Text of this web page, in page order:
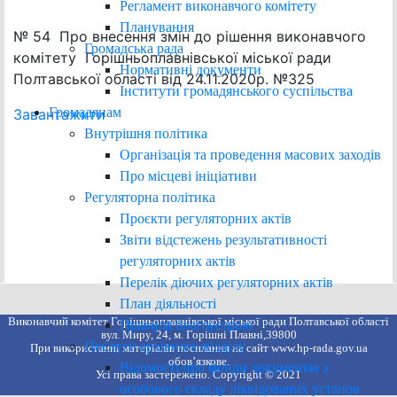
Регламент виконавчого комітету
Планування
Громадська рада
Нормативні документи
Інститути громадянського суспільства
Громадянам
Внутрішня політика
Організація та проведення масових заходів
Про місцеві ініціативи
Регуляторна політика
Проєкти регуляторних актів
Звіти відстежень результативності
регуляторних актів
Перелік діючих регуляторних актів
План діяльності
Правила благоустрою
Послуги архівного відділу
Відомості про фонди документів з
особового складу ліквідованих установ
№ 54 Про внесення змін до рішення виконавчого
комітету Горішньоплавнівської міської ради
Полтавської області від 24.11.2020р. №325
Завантажити
Виконавчий комітет Горішньоплавнівської міської ради Полтавської області
вул. Миру, 24, м. Горішні Плавні,39800
При використанні матеріалів посилання на сайт www.hp-rada.gov.ua
обов’язкове.
Усі права застережено. Copyright © 2021